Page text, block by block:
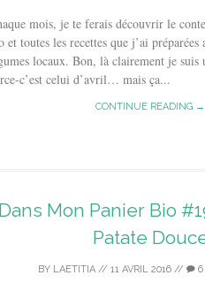
mois, je te ferais découvrir le
et toutes les recettes que j’ai
locaux. Bon, là clairement je suis
c’est celui d’avril… mais ça...
CONTINUE READING →
Dans Mon Panier Bio
Patate
BY LAETITIA// 11 AVRIL 2016// 6